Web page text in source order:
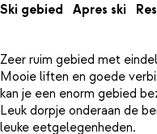
Ski gebied Apres ski
Zeer ruim gebied met
Mooie liften en goede
kan je een enorm gebied
Leuk dorpje onderaan de